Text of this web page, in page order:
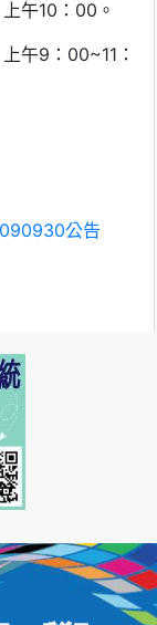
午10：00。
午9：00~11：
公告